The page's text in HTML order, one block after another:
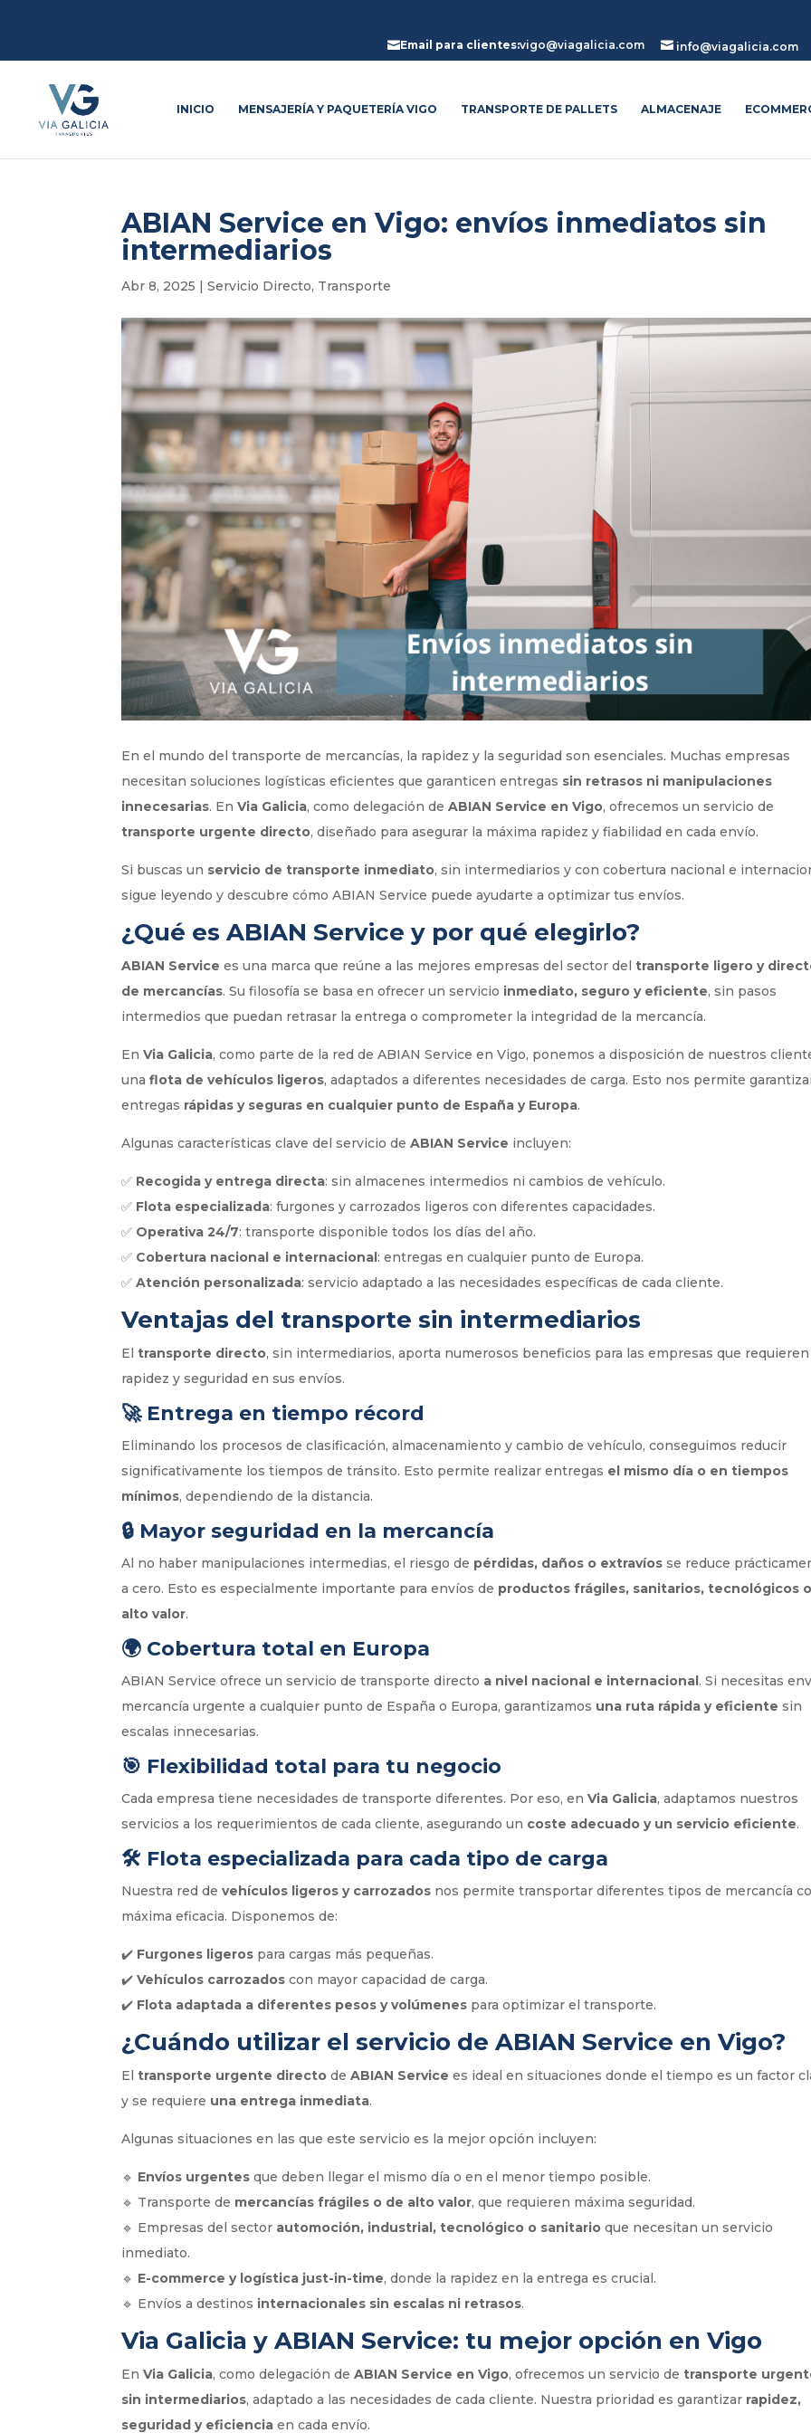
Email para clientes:vigo@viagalicia.com  info@viagalicia.com
INICIO MENSAJERÍA Y PAQUETERÍA VIGO TRANSPORTE DE PALLETS ALMACENAJE
ABIAN Service en Vigo: envíos inmediatos sin
intermediarios
Abr 8, 2025 |Servicio Directo, Transporte
En el mundo del transporte de mercancías, la rapidez y la seguridad son esenciales. Muchas empresas
necesitan soluciones logísticas eficientes que garanticen entregas sin retrasos ni manipulaciones
innecesarias. EnVia Galicia, como delegación deABIAN Service en Vigo, ofrecemos un servicio de
transporte urgente directo, diseñado para asegurar la máxima rapidez y fiabilidad en cada envío.
Si buscas un servicio de transporte inmediato, sin intermediarios y con cobertura nacional e
sigue leyendo y descubre cómo ABIAN Service puede ayudarte a optimizar tus envíos.
¿Qué es ABIAN Service y por qué elegirlo?
ABIAN Service es una marca que reúne a las mejores empresas del sector deltransporte ligero y
de mercancías. Su filosofía se basa en ofrecer un servicio inmediato, seguro y eficiente, sin pasos
intermedios que puedan retrasar la entrega o comprometer la integridad de la mercancía.
EnVia Galicia, como parte de la red de ABIAN Service en Vigo, ponemos a disposición de nuestros
unaflota de vehículos ligeros, adaptados a diferentes necesidades de carga. Esto nos permite
entregas rápidas y seguras en cualquier punto de España y Europa.
Algunas características clave del servicio deABIAN Service incluyen:
✅ Recogida y entrega directa: sin almacenes intermedios ni cambios de vehículo.
✅ Flota especializada: furgones y carrozados ligeros con diferentes capacidades.
✅ Operativa 24/7: transporte disponible todos los días del año.
✅ Cobertura nacional e internacional: entregas en cualquier punto de Europa.
✅Atención personalizada: servicio adaptado a las necesidades específicas de cada cliente.
Ventajas del transporte sin intermediarios
Eltransporte directo, sin intermediarios, aporta numerosos beneficios para las empresas que requieren
rapidez y seguridad en sus envíos.
🚀 Entrega en tiempo récord
Eliminando los procesos de clasificación, almacenamiento y cambio de vehículo, conseguimos reducir
significativamente los tiempos de tránsito. Esto permite realizar entregas el mismo día o en tiempos
mínimos, dependiendo de la distancia.
🔒 Mayor seguridad en la mercancía
Al no haber manipulaciones intermedias, el riesgo de pérdidas, daños o extravíos se reduce
a cero. Esto es especialmente importante para envíos de productos frágiles, sanitarios, tecnológicos
alto valor.
🌍 Cobertura total en Europa
ABIAN Service ofrece un servicio de transporte directo a nivel nacional e internacional. Si necesitas
mercancía urgente a cualquier punto de España o Europa, garantizamos una ruta rápida y eficiente sin
escalas innecesarias.
🎯 Flexibilidad total para tu negocio
Cada empresa tiene necesidades de transporte diferentes. Por eso, enVia Galicia, adaptamos nuestros
servicios a los requerimientos de cada cliente, asegurando un coste adecuado y un servicio eficiente.
🛠 Flota especializada para cada tipo de carga
Nuestra red devehículos ligeros y carrozados nos permite transportar diferentes tipos de mercancía
máxima eficacia. Disponemos de:
✔️ Furgones ligeros para cargas más pequeñas.
✔️Vehículos carrozados con mayor capacidad de carga.
✔️ Flota adaptada a diferentes pesos y volúmenes para optimizar el transporte.
¿Cuándo utilizar el servicio de ABIAN Service en Vigo?
Eltransporte urgente directo deABIAN Service es ideal en situaciones donde el tiempo es un factor
y se requiere una entrega inmediata.
Algunas situaciones en las que este servicio es la mejor opción incluyen:
🔹 Envíos urgentes que deben llegar el mismo día o en el menor tiempo posible.
🔹 Transporte de mercancías frágiles o de alto valor, que requieren máxima seguridad.
🔹 Empresas del sector automoción, industrial, tecnológico o sanitario que necesitan un servicio
inmediato.
🔹 E-commerce y logística just-in-time, donde la rapidez en la entrega es crucial.
🔹 Envíos a destinos internacionales sin escalas ni retrasos.
Via Galicia y ABIAN Service: tu mejor opción en Vigo
EnVia Galicia, como delegación deABIAN Service en Vigo, ofrecemos un servicio detransporte
sin intermediarios, adaptado a las necesidades de cada cliente. Nuestra prioridad es garantizar rapidez,
seguridad y eficiencia en cada envío.